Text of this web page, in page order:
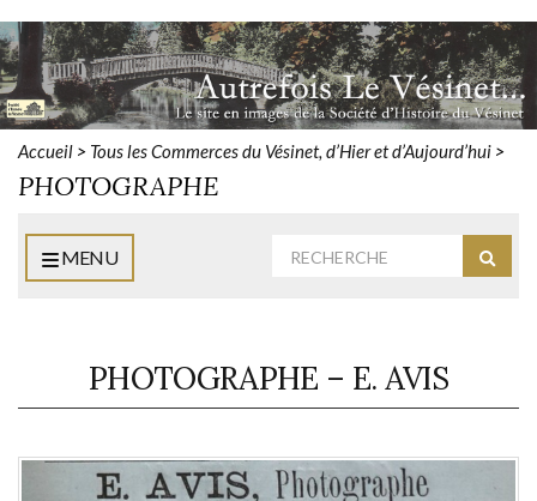
Accueil > Tous les Commerces du Vésinet, d’Hier et d’Aujourd’hui >
PHOTOGRAPHE
MENU
PHOTOGRAPHE – E. AVIS